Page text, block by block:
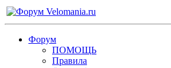
Форум
ПОМОЩЬ
Правила